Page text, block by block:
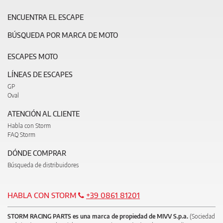
ENCUENTRA EL ESCAPE
BÚSQUEDA POR MARCA DE MOTO
ESCAPES MOTO
LÍNEAS DE ESCAPES
GP
Oval
ATENCIÓN AL CLIENTE
Habla con Storm
FAQ Storm
DÓNDE COMPRAR
Búsqueda de distribuidores
HABLA CON STORM +39 0861 81201
STORM RACING PARTS es una marca de propiedad de MIVV S.p.a. (Sociedad